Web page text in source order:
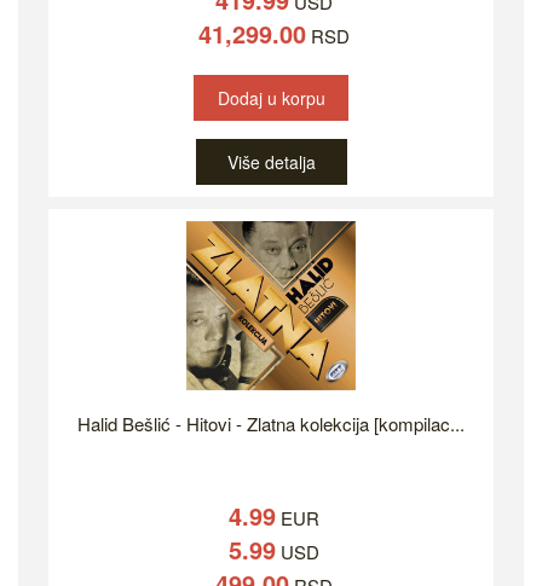
41,299.00 RSD
Dodaj u korpu
Više detalja
Halid Bešlić - Hitovi - Zlatna kolekcija [kompilac...
4.99 EUR
5.99 USD